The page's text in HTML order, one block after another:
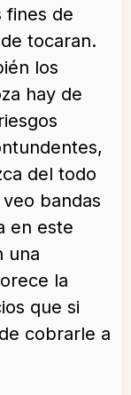
fines de
tocaran.
los
hay de
del todo
bandas
en este
una
la
que si
cobrarle a